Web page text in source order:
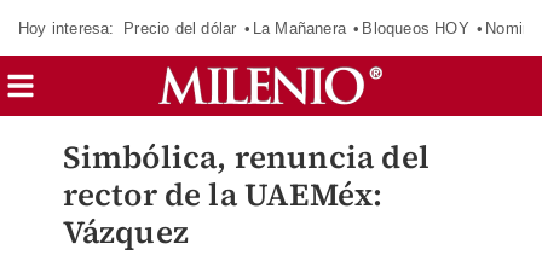
Hoy interesa: Precio del dólar La Mañanera Bloqueos HOY
Simbólica, renuncia del
rector de la UAEMéx:
Vázquez